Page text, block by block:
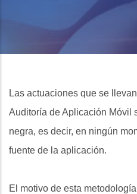
Las actuaciones que se
Auditoría de Aplicación Móvil
negra, es decir, en ningún
fuente de la aplicación.
El motivo de esta